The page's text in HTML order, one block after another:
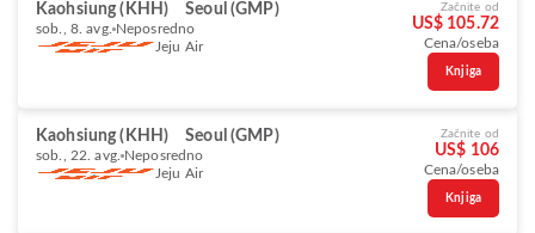
Kaohsiung (KHH) Seoul (GMP)
sob., 8. avg. Neposredno
Jeju Air
Začnite od
US$ 105.72
Cena/oseba
Knjiga
Kaohsiung (KHH) Seoul (GMP)
sob., 22. avg. Neposredno
Jeju Air
Začnite od
US$ 106
Cena/oseba
Knjiga